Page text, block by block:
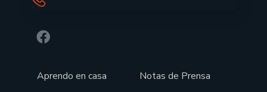
Aprendo en casa
Notas de Prensa